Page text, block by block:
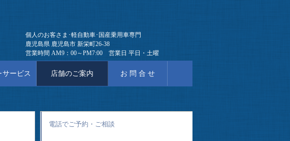
個人のお客さま･軽自動車･国産乗用車専門
鹿児島県 鹿児島市 新栄町26-38
営業時間 AM9：00～PM7:00 営業日 平日・土曜
サービス 店舗のご案内 お 問 合 せ
電話でご予約・ご相談